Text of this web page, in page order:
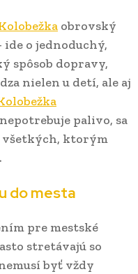
obrovský
ide o jednoduchý,
spôsob dopravy,
nielen u detí, ale aj
palivo, sa
všetkých, ktorým
do mesta
pre mestské
stretávajú so
byť vždy